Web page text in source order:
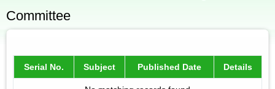
Committee
Serial No. Subject Published Date Details